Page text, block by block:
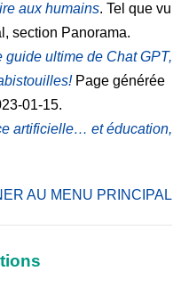
aux humains. Tel que vu
section Panorama.
guide ultime de Chat GPT,
Page générée
01-15.
artificielle… et éducation,
AU MENU PRINCIPAL